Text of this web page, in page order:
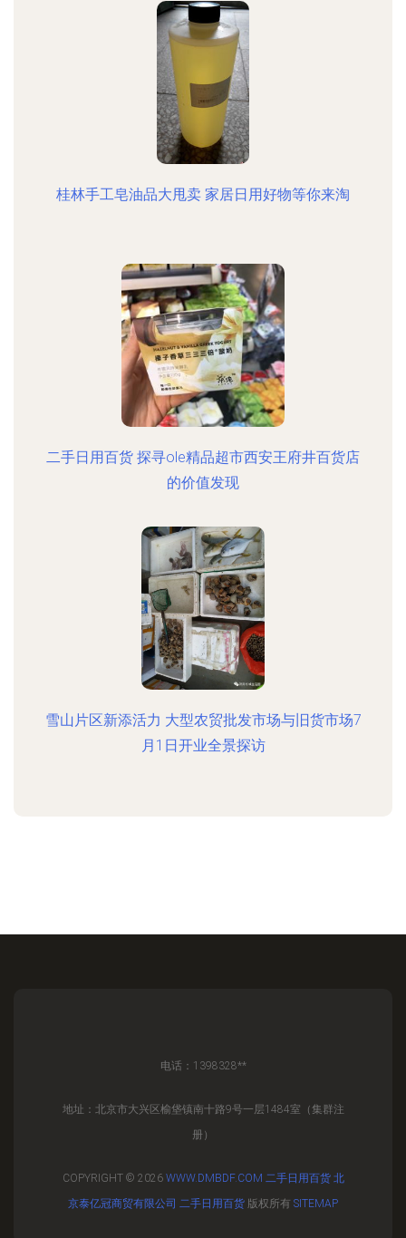
桂林手工皂油品大甩卖 家居日用好物等你来淘
二手日用百货 探寻ole精品超市西安王府井百货店
的价值发现
雪山片区新添活力 大型农贸批发市场与旧货市场7
月1日开业全景探访
电话：1398328**
地址：北京市大兴区榆垡镇南十路9号一层1484室（集群注
册）
COPYRIGHT © 2026 WWW.DMBDF.COM 二手日用百货 北
京泰亿冠商贸有限公司 二手日用百货 版权所有 SITEMAP